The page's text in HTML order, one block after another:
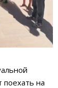
на